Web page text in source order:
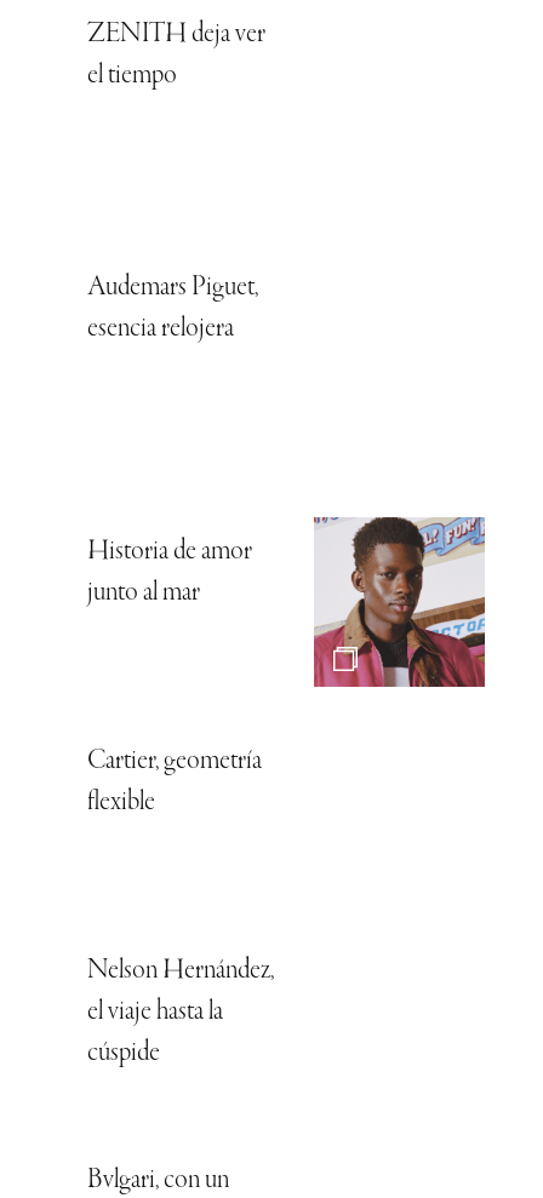
ZENITH deja ver
el tiempo
Audemars Piguet,
esencia relojera
Historia de amor
junto al mar
Cartier, geometría
flexible
Nelson Hernández,
el viaje hasta la
cúspide
Bvlgari, con un